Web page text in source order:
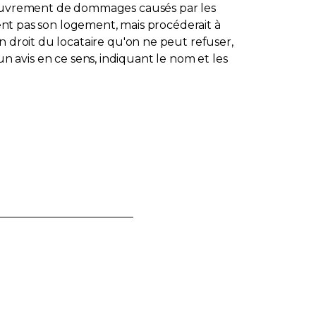
de dommages causés par les
pas son logement, mais procéderait à
droit du locataire qu'on ne peut refuser,
avis en ce sens, indiquant le nom et les